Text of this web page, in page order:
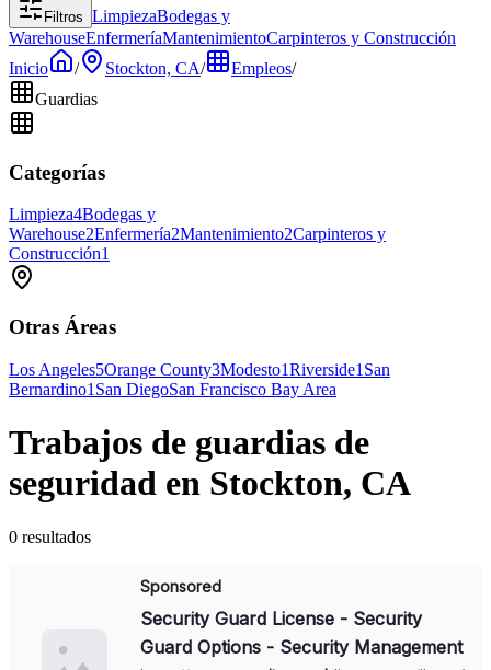
Filtros LimpiezaBodegas y
WarehouseEnfermeríaMantenimientoCarpinteros y Construcción
Inicio
/ Stockton, CA/ Empleos/
Guardias
Categorías
Limpieza4Bodegas y
Warehouse2Enfermería2Mantenimiento2Carpinteros y
Construcción1
Otras Áreas
Los Angeles5Orange County3Modesto1Riverside1 San
Bernardino1 San DiegoSan Francisco Bay Area
Trabajos de guardias de
seguridad en Stockton, CA
0 resultados